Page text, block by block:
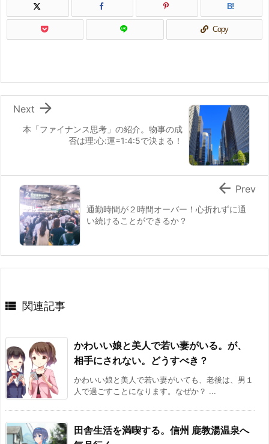
B!
Copy
本「ファイナンス思考」の紹介。物事の成
否は理:心:運=1:4:5で決まる！

Next
通勤時間が２時間オーバー！心折れずに通
い続けることができるか？
 Prev
 関連記事
かわいい娘と美人で若い妻がいる。が、
相手にされない。どうすべき？
かわいい娘と美人で若い妻がいても、老後は、男１
人で過ごすことになります。なぜか？ ...
田舎生活を満喫する。信州 鹿教湯温泉へ